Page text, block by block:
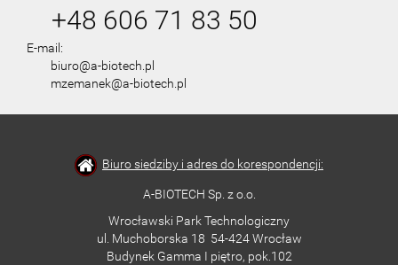
+48 606 71 83 50
E-mail:
biuro@a-biotech.pl
mzemanek@a-biotech.pl
Biuro siedziby i adres do korespondencji:
A-BIOTECH Sp. z o.o.
Wrocławski Park Technologiczny
ul. Muchoborska 18 54-424 Wrocław
Budynek Gamma I piętro, pok.102